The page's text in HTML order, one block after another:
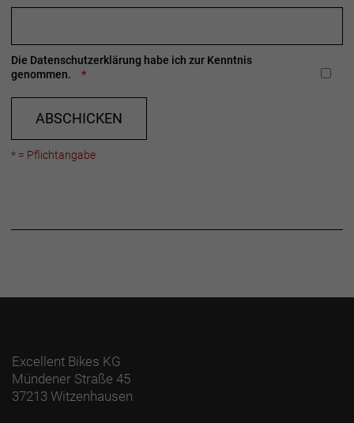
Die Datenschutzerklärung habe ich zur Kenntnis
genommen.
ABSCHICKEN
* = Pflichtangabe
Excellent Bikes KG
Mündener Straße 45
37213 Witzenhausen